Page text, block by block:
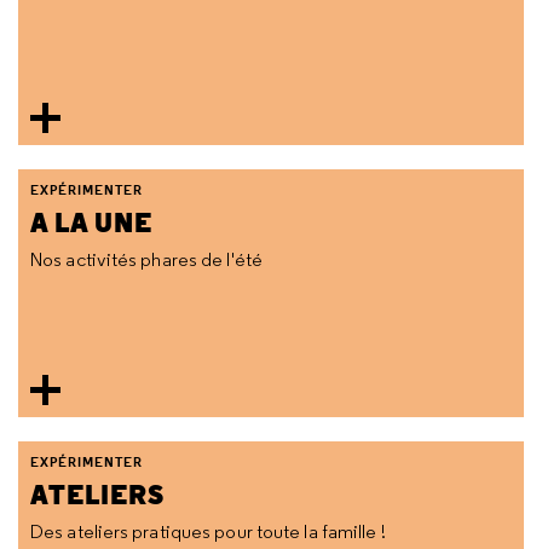
A LA UNE
EXPÉRIMENTER
Nos activités phares de l'été
ATELIERS
EXPÉRIMENTER
Des ateliers pratiques pour toute la famille !